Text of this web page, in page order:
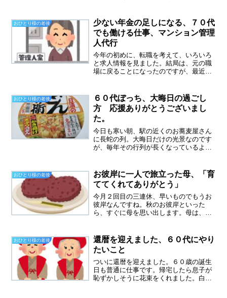
０歳の時に、こんな記事を書いていまし
た。優先順位をつけてみたの...
おひとり様の老後
少ない年金の足しになる、７０代
でも働ける仕事、マンション管理
人代行
今年の初めに、転職を考えて、いろいろ
と求人情報を見ました。結局は、元の職
場に戻ることになったのですが、最近は
は、７０歳まで今の職場で頑張り、その
後やりたいのがマンションの...
おひとり様の老後
６０代ぼっち、大晦日の過ごし
方 応援ありがとうございまし
た。
今日も寒い朝、駅の近くのお蕎麦屋さん
に長蛇の列。大晦日だけの光景なのです
が、毎年その行列が長くなっているよう
は食べたくないかな。普段も味は変わら
ないはず、だからすいてい...
おひとり様の老後
お彼岸に一人で旅立った母、「育
ててくれてありがとう」
今月２回目の三連休、早いものでもうお
彼岸なんですね。秋のお彼岸といった
ら、すぐに母を思い出します。母は、お
去記事を読んで思い出しました、当時の
生々しい記憶がよみがえって...
おひとり様の老後
還暦を迎えました、６０代にやり
たいこと
ついに還暦を迎えました。６０歳の誕生
日も普通に仕事です。帰宅したら息子が
恥ずかしそうに花束をくれました。白い